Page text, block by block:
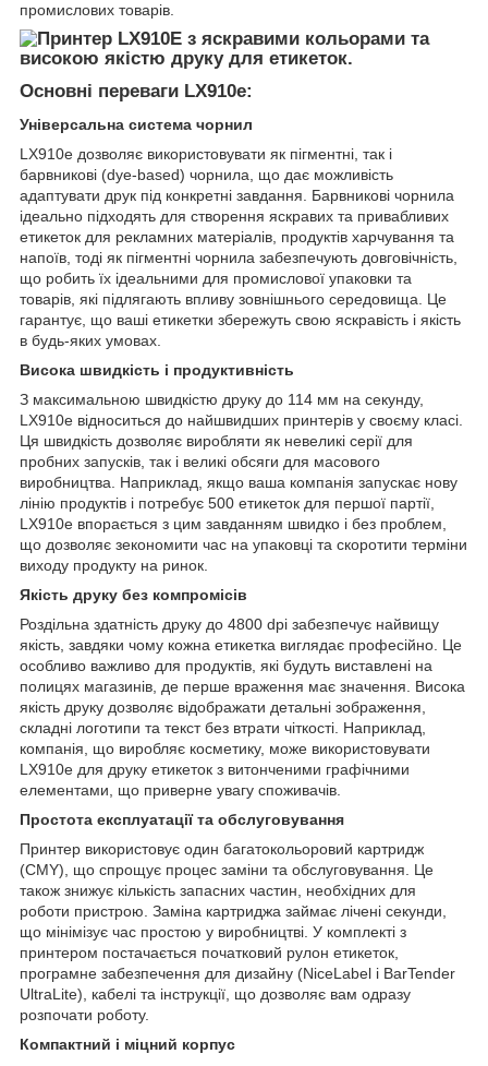
промислових товарів.
Основні переваги LX910e:
Універсальна система чорнил
LX910e дозволяє використовувати як пігментні, так і
барвникові (dye-based) чорнила, що дає можливість
адаптувати друк під конкретні завдання. Барвникові чорнила
ідеально підходять для створення яскравих та привабливих
етикеток для рекламних матеріалів, продуктів харчування та
напоїв, тоді як пігментні чорнила забезпечують довговічність,
що робить їх ідеальними для промислової упаковки та
товарів, які підлягають впливу зовнішнього середовища. Це
гарантує, що ваші етикетки збережуть свою яскравість і якість
в будь-яких умовах.
Висока швидкість і продуктивність
З максимальною швидкістю друку до 114 мм на секунду,
LX910e відноситься до найшвидших принтерів у своєму класі.
Ця швидкість дозволяє виробляти як невеликі серії для
пробних запусків, так і великі обсяги для масового
виробництва. Наприклад, якщо ваша компанія запускає нову
лінію продуктів і потребує 500 етикеток для першої партії,
LX910e впорається з цим завданням швидко і без проблем,
що дозволяє зекономити час на упаковці та скоротити терміни
виходу продукту на ринок.
Якість друку без компромісів
Роздільна здатність друку до 4800 dpi забезпечує найвищу
якість, завдяки чому кожна етикетка виглядає професійно. Це
особливо важливо для продуктів, які будуть виставлені на
полицях магазинів, де перше враження має значення. Висока
якість друку дозволяє відображати детальні зображення,
складні логотипи та текст без втрати чіткості. Наприклад,
компанія, що виробляє косметику, може використовувати
LX910e для друку етикеток з витонченими графічними
елементами, що приверне увагу споживачів.
Простота експлуатації та обслуговування
Принтер використовує один багатокольоровий картридж
(CMY), що спрощує процес заміни та обслуговування. Це
також знижує кількість запасних частин, необхідних для
роботи пристрою. Заміна картриджа займає лічені секунди,
що мінімізує час простою у виробництві. У комплекті з
принтером постачається початковий рулон етикеток,
програмне забезпечення для дизайну (NiceLabel і BarTender
UltraLite), кабелі та інструкції, що дозволяє вам одразу
розпочати роботу.
Компактний і міцний корпус